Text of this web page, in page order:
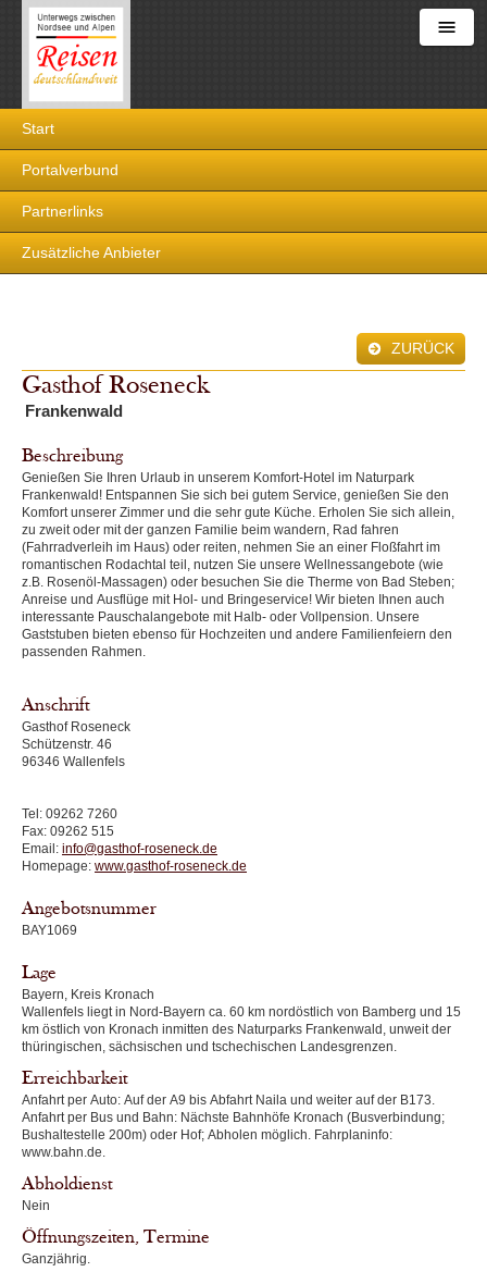
deutschlandweit
Start
Portalverbund
Partnerlinks
Zusätzliche Anbieter
ZURÜCK
Gasthof Roseneck
Frankenwald
Beschreibung
Genießen Sie Ihren Urlaub in unserem Komfort-Hotel im Naturpark
Frankenwald! Entspannen Sie sich bei gutem Service, genießen Sie den
Komfort unserer Zimmer und die sehr gute Küche. Erholen Sie sich allein,
zu zweit oder mit der ganzen Familie beim wandern, Rad fahren
(Fahrradverleih im Haus) oder reiten, nehmen Sie an einer Floßfahrt im
romantischen Rodachtal teil, nutzen Sie unsere Wellnessangebote (wie
z.B. Rosenöl-Massagen) oder besuchen Sie die Therme von Bad Steben;
Anreise und Ausflüge mit Hol- und Bringeservice! Wir bieten Ihnen auch
interessante Pauschalangebote mit Halb- oder Vollpension. Unsere
Gaststuben bieten ebenso für Hochzeiten und andere Familienfeiern den
passenden Rahmen.
Anschrift
Gasthof Roseneck
Schützenstr. 46
96346 Wallenfels
Tel: 09262 7260
Fax: 09262 515
Email: info@gasthof-roseneck.de
Homepage: www.gasthof-roseneck.de
Angebotsnummer
BAY1069
Lage
Bayern, Kreis Kronach
Wallenfels liegt in Nord-Bayern ca. 60 km nordöstlich von Bamberg und 15
km östlich von Kronach inmitten des Naturparks Frankenwald, unweit der
thüringischen, sächsischen und tschechischen Landesgrenzen.
Erreichbarkeit
Anfahrt per Auto: Auf der A9 bis Abfahrt Naila und weiter auf der B173.
Anfahrt per Bus und Bahn: Nächste Bahnhöfe Kronach (Busverbindung;
Bushaltestelle 200m) oder Hof; Abholen möglich. Fahrplaninfo:
www.bahn.de.
Abholdienst
Nein
Öffnungszeiten, Termine
Ganzjährig.